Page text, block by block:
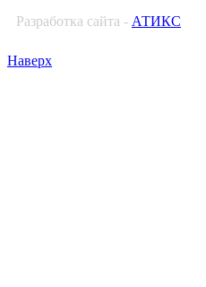
Разработка сайта - АТИКС
Наверх